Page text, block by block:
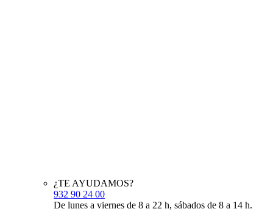
¿TE AYUDAMOS?
932 90 24 00
De lunes a viernes de 8 a 22 h, sábados de 8 a 14 h.